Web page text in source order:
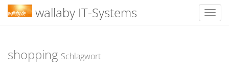
content
wallaby IT-Systems
shopping Schlagwort